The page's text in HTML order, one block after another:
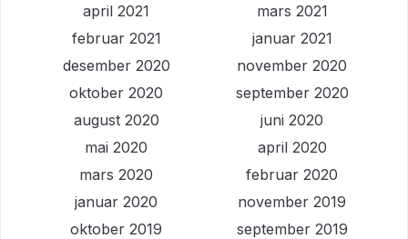
april 2021
mars 2021
februar 2021
januar 2021
desember 2020
november 2020
oktober 2020
september 2020
august 2020
juni 2020
mai 2020
april 2020
mars 2020
februar 2020
januar 2020
november 2019
oktober 2019
september 2019